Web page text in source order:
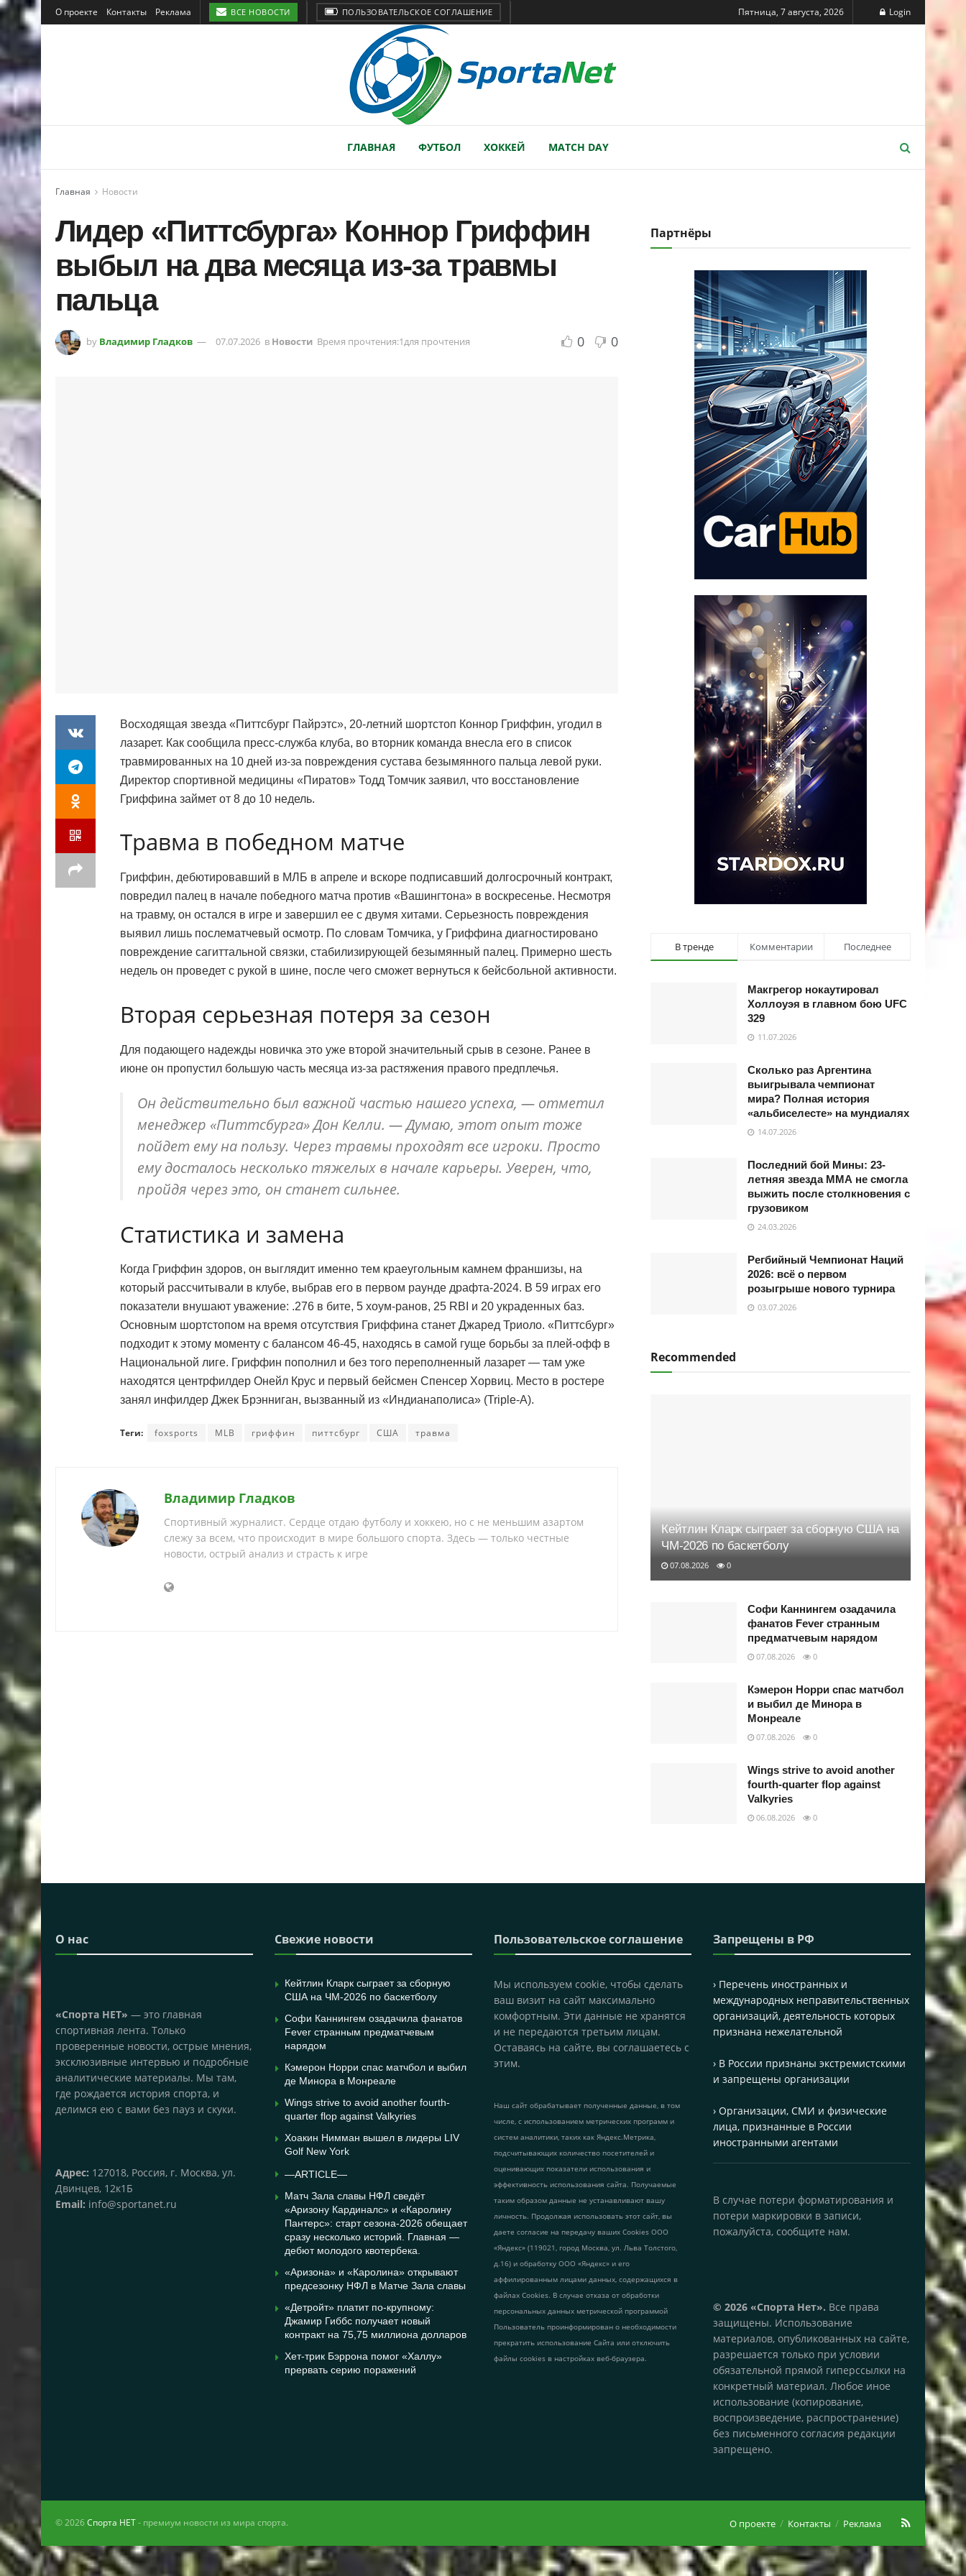
О проекте Контакты Реклама ВСЕ НОВОСТИ ПОЛЬЗОВАТЕЛЬСКОЕ СОГЛАШЕНИЕ Пятница, 7 августа, 2026 Login
ГЛАВНАЯ ФУТБОЛ ХОККЕЙ MATCH DAY
Главная Новости
Лидер «Питтсбурга» Коннор Гриффин
выбыл на два месяца из-за травмы
пальца
by Владимир Гладков 07.07.2026 в Новости Время прочтения:1для прочтения 0 0
Восходящая звезда «Питтсбург Пайрэтс», 20-летний шортстоп Коннор Гриффин, угодил в
лазарет. Как сообщила пресс-служба клуба, во вторник команда внесла его в список
травмированных на 10 дней из-за повреждения сустава безымянного пальца левой руки.
Директор спортивной медицины «Пиратов» Тодд Томчик заявил, что восстановление
Гриффина займет от 8 до 10 недель.
Травма в победном матче
Гриффин, дебютировавший в МЛБ в апреле и вскоре подписавший долгосрочный контракт,
повредил палец в начале победного матча против «Вашингтона» в воскресенье. Несмотря
на травму, он остался в игре и завершил ее с двумя хитами. Серьезность повреждения
выявил лишь послематчевый осмотр. По словам Томчика, у Гриффина диагностировано
повреждение сагиттальной связки, стабилизирующей безымянный палец. Примерно шесть
недель он проведет с рукой в шине, после чего сможет вернуться к бейсбольной активности.
Вторая серьезная потеря за сезон
Для подающего надежды новичка это уже второй значительный срыв в сезоне. Ранее в
июне он пропустил большую часть месяца из-за растяжения правого предплечья.
Он действительно был важной частью нашего успеха, — отметил
менеджер «Питтсбурга» Дон Келли. — Думаю, этот опыт тоже
пойдет ему на пользу. Через травмы проходят все игроки. Просто
ему досталось несколько тяжелых в начале карьеры. Уверен, что,
пройдя через это, он станет сильнее.
Статистика и замена
Когда Гриффин здоров, он выглядит именно тем краеугольным камнем франшизы, на
который рассчитывали в клубе, выбрав его в первом раунде драфта-2024. В 59 играх его
показатели внушают уважение: .276 в бите, 5 хоум-ранов, 25 RBI и 20 украденных баз.
Основным шортстопом на время отсутствия Гриффина станет Джаред Триоло. «Питтсбург»
подходит к этому моменту с балансом 46-45, находясь в самой гуще борьбы за плей-офф в
Национальной лиге. Гриффин пополнил и без того переполненный лазарет — там уже
находятся центрфилдер Онейл Крус и первый бейсмен Спенсер Хорвиц. Место в ростере
занял инфилдер Джек Брэнниган, вызванный из «Индианаполиса» (Triple-A).
Теги: foxsports MLB гриффин питтсбург США травма
Владимир Гладков
Спортивный журналист. Сердце отдаю футболу и хоккею, но с не меньшим азартом
слежу за всем, что происходит в мире большого спорта. Здесь — только честные
новости, острый анализ и страсть к игре
Партнёры
В тренде Комментарии Последнее
Макгрегор нокаутировал
Холлоуэя в главном бою UFC
329
11.07.2026
Сколько раз Аргентина
выигрывала чемпионат
мира? Полная история
«альбиселесте» на мундиалях
14.07.2026
Последний бой Мины: 23-
летняя звезда ММА не смогла
выжить после столкновения с
грузовиком
24.03.2026
Регбийный Чемпионат Наций
2026: всё о первом
розыгрыше нового турнира
03.07.2026
Recommended
Кейтлин Кларк сыграет за сборную США на
ЧМ-2026 по баскетболу
07.08.2026 0
Софи Каннингем озадачила
фанатов Fever странным
предматчевым нарядом
07.08.2026 0
Кэмерон Норри спас матчбол
и выбил де Минора в
Монреале
07.08.2026 0
Wings strive to avoid another
fourth-quarter flop against
Valkyries
06.08.2026 0
О нас
«Спорта НЕТ» — это главная
спортивная лента. Только
проверенные новости, острые мнения,
эксклюзивные интервью и подробные
аналитические материалы. Мы там,
где рождается история спорта, и
делимся ею с вами без пауз и скуки.
Адрес: 127018, Россия, г. Москва, ул.
Двинцев, 12к1Б
Email: info@sportanet.ru
Свежие новости
Кейтлин Кларк сыграет за сборную
США на ЧМ-2026 по баскетболу
Софи Каннингем озадачила фанатов
Fever странным предматчевым
нарядом
Кэмерон Норри спас матчбол и выбил
де Минора в Монреале
Wings strive to avoid another fourth-
quarter flop against Valkyries
Хоакин Нимман вышел в лидеры LIV
Golf New York
—ARTICLE—
Матч Зала славы НФЛ сведёт
«Аризону Кардиналс» и «Каролину
Пантерс»: старт сезона-2026 обещает
сразу несколько историй. Главная —
дебют молодого квотербека.
«Аризона» и «Каролина» открывают
предсезонку НФЛ в Матче Зала славы
«Детройт» платит по-крупному:
Джамир Гиббс получает новый
контракт на 75,75 миллиона долларов
Хет-трик Бэррона помог «Халлу»
прервать серию поражений
Пользовательское соглашение
Мы используем cookie, чтобы сделать
ваш визит на сайт максимально
комфортным. Эти данные не хранятся
и не передаются третьим лицам.
Оставаясь на сайте, вы соглашаетесь с
этим.
Наш сайт обрабатывает полученные данные, в том
числе, с использованием метрических программ и
систем аналитики, таких как Яндекс.Метрика,
подсчитывающих количество посетителей и
оценивающих показатели использования и
эффективность использования сайта. Получаемые
таким образом данные не устанавливают вашу
личность. Продолжая использовать этот сайт, вы
даете согласие на передачу ваших Cookies ООО
«Яндекс» (119021, город Москва, ул. Льва Толстого,
д.16) и обработку ООО «Яндекс» и его
аффилированным лицами данных, содержащихся в
файлах Cookies. В случае отказа от обработки
персональных данных метрической программой
Пользователь проинформирован о необходимости
прекратить использование Сайта или отключить
файлы cookies в настройках веб-браузера.
Запрещены в РФ
› Перечень иностранных и
международных неправительственных
организаций, деятельность которых
признана нежелательной
› В России признаны экстремистскими
и запрещены организации
› Организации, СМИ и физические
лица, признанные в России
иностранными агентами
В случае потери форматирования и
потери маркировки в записи,
пожалуйста, сообщите нам.
© 2026 «Спорта Нет». Все права
защищены. Использование
материалов, опубликованных на сайте,
разрешается только при условии
обязательной прямой гиперссылки на
конкретный материал. Любое иное
использование (копирование,
воспроизведение, распространение)
без письменного согласия редакции
запрещено.
О проекте Контакты Реклама
© 2026Спорта НЕТ- премиум новости из мира спорта.